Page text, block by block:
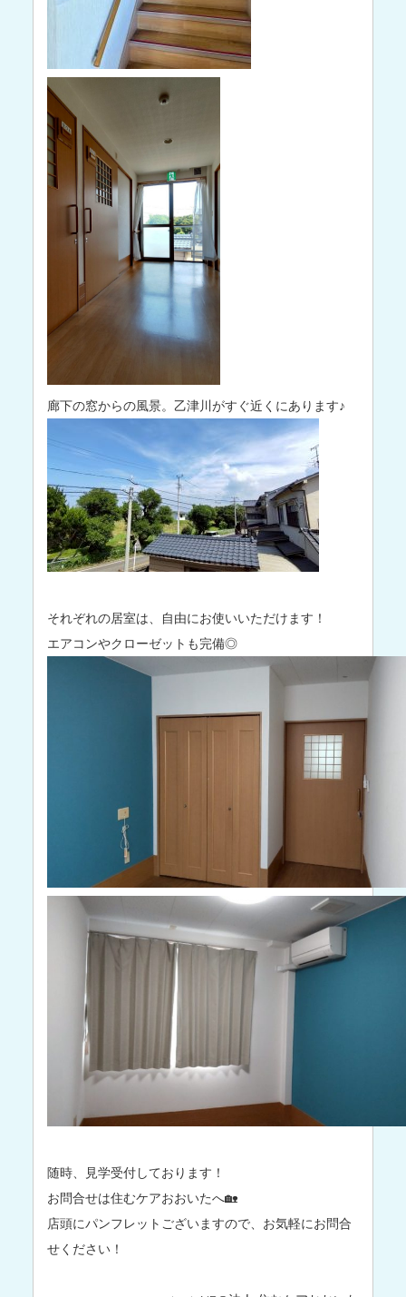
廊下の窓からの風景。乙津川がすぐ近くにあります♪
それぞれの居室は、自由にお使いいただけます！
エアコンやクローゼットも完備◎
随時、見学受付しております！
お問合せは住むケアおおいたへ🏡
店頭にパンフレットございますので、お気軽にお問合
せください！